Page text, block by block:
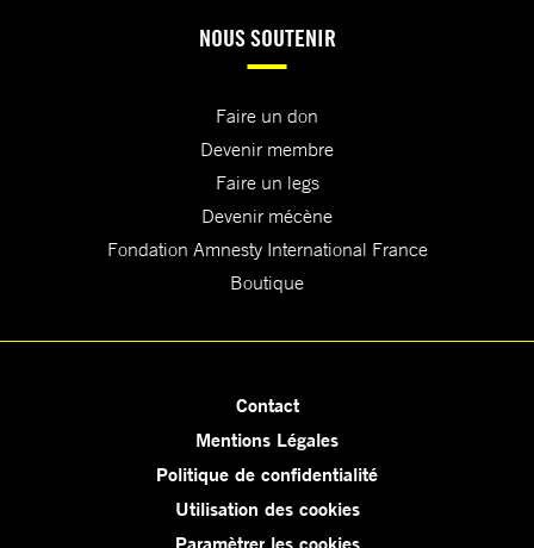
NOUS SOUTENIR
Faire un don
Devenir membre
Faire un legs
Devenir mécène
Fondation Amnesty International France
Boutique
Contact
Mentions Légales
Politique de confidentialité
Utilisation des cookies
Paramètrer les cookies